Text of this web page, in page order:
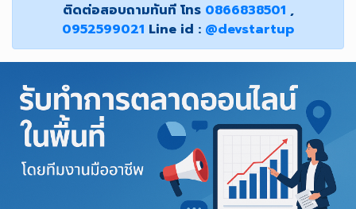
ติดต่อสอบถามทันที โทร 0866838501 ,
0952599021 Line id : @devstartup